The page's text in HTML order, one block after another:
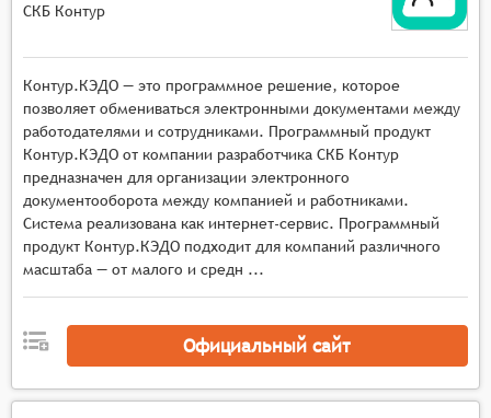
проведения собеседований и отбора
должна включать инструменты для
планирования обучения и развития
сотрудников, отслеживания прогресса и
оценки эффективности программ обучения.
Оценка и аттестация персонала. Система
должна предоставлять функции для
проведения оценки и аттестации персонала,
включая сбор и анализ данных о
производительности, компетенциях и
потенциале сотрудников.
СКБ Контур
Контур.КЭДО — это программное решение, которое
позволяет обмениваться электронными документами между
работодателями и сотрудниками. Программный продукт
Контур.КЭДО от компании разработчика СКБ Контур
предназначен для организации электронного
документооборота между компанией и работниками.
Система реализована как интернет-сервис. Программный
продукт Контур.КЭДО подходит для компаний различного
масштаба — от малого и средн ...
Официальный сайт